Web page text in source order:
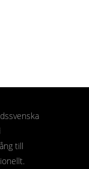
till